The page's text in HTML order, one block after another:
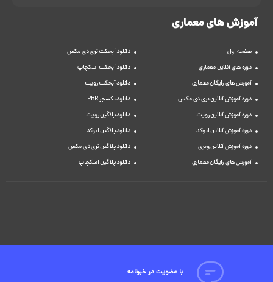
آموزش های معماری
صفحه اول
دوره های آنلاین معماری
آموزش های رایگان معماری
دوره آموزش آنلاین تری دی مکس
دوره آموزش آنلاین رویت
دوره آموزش آنلاین اتوکد
دوره آموزش آنلاین ویری
آموزش های رایگان معماری
دانلود آبجکت تری دی مکس
دانلود آبجکت اسکچاپ
دانلود آبجکت رویت
دانلود تکسچر PBR
دانلود پلاگین رویت
دانلود پلاگین اتوکد
دانلود پلاگین تری دی مکس
دانلود پلاگین اسکچاپ
با عضویت در خبرنامه